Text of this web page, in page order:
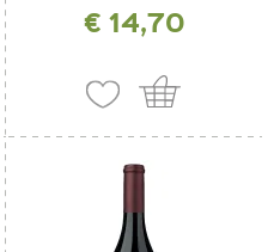
inkl. MwSt. zzgl. Versandkosten
€ 14,70